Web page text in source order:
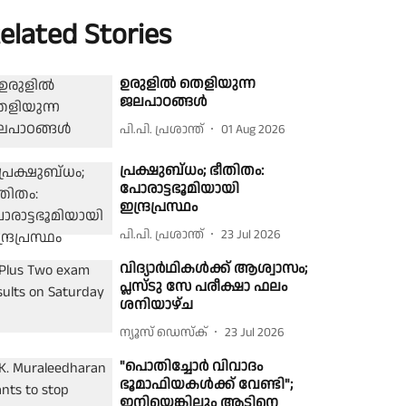
Stories
ഉരുളിൽ തെളിയുന്ന
ജലപാഠങ്ങൾ
പി.പി. പ്രശാന്ത് 01 Aug 2026
പ്രക്ഷുബ്‌ധം; ഭീതിതം:
പോരാട്ടഭൂമിയായി
ഇന്ദ്രപ്രസ്ഥം
പി.പി. പ്രശാന്ത് 23 Jul 2026
വിദ്യാർഥികൾക്ക് ആശ്വാസം;
പ്ലസ്ടു സേ പരീക്ഷാ ഫലം
ശനിയാഴ്ച
ന്യൂസ് ഡെസ്ക് 23 Jul 2026
"പൊതിച്ചോർ വിവാദം
ഭൂമാഫിയകൾക്ക് വേണ്ടി";